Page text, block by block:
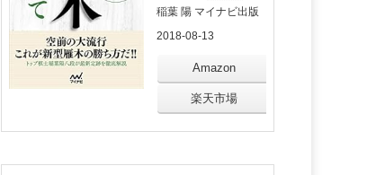
稲葉 陽 マイナビ出版
2018-08-13
Amazon
楽天市場